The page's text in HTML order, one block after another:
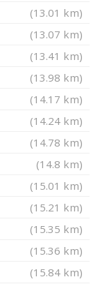
(13.01 km)
(13.07 km)
(13.41 km)
(13.98 km)
(14.17 km)
(14.24 km)
(14.78 km)
(14.8 km)
(15.01 km)
(15.21 km)
(15.35 km)
(15.36 km)
(15.84 km)